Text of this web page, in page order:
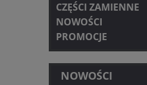
CZĘŚCI ZAMIENNE
NOWOŚCI
PROMOCJE
NOWOŚCI